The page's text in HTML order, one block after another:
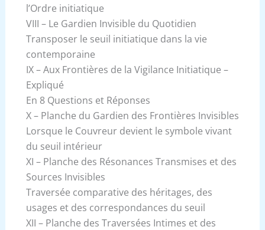
l’Ordre initiatique
VIII – Le Gardien Invisible du Quotidien
Transposer le seuil initiatique dans la vie
contemporaine
IX – Aux Frontières de la Vigilance Initiatique –
Expliqué
En 8 Questions et Réponses
X – Planche du Gardien des Frontières Invisibles
Lorsque le Couvreur devient le symbole vivant
du seuil intérieur
XI – Planche des Résonances Transmises et des
Sources Invisibles
Traversée comparative des héritages, des
usages et des correspondances du seuil
XII – Planche des Traversées Intimes et des